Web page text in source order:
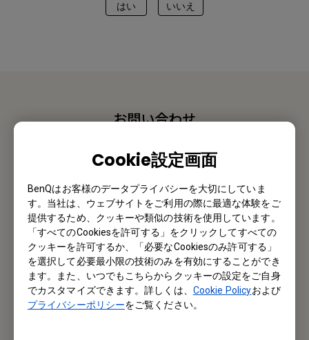
Cookie設定画面
BenQはお客様のデータプライバシーを大切にしていま
す。当社は、ウェブサイトをご利用の際に最適な体験をご
提供するため、クッキーや類似の技術を使用しています。
「すべてのCookiesを許可する」をクリックしてすべての
クッキーを許可するか、「必要なCookiesのみ許可する」
を選択して必要最小限の技術のみを有効にすることができ
ます。また、いつでもこちらからクッキーの設定をご自身
でカスタマイズできます。詳しくは、 Cookie Policyおよび
プライバシーポリシーをご覧ください。
はい いいえ
お問い合わせ
私たちがお手伝いさせていただきます。
お問い合わせ
メルマガ登録
製品情報や活用事例、特典情報などを配信中です。